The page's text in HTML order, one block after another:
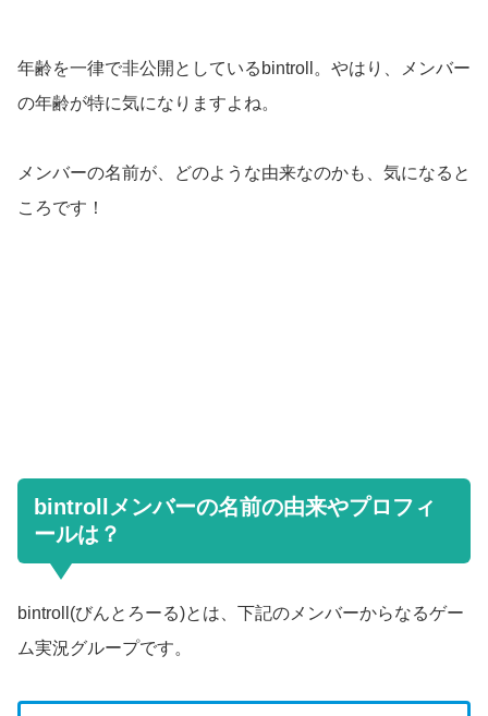
年齢を一律で非公開としているbintroll。やはり、メンバー
の年齢が特に気になりますよね。
メンバーの名前が、どのような由来なのかも、気になると
ころです！
bintrollメンバーの名前の由来やプロフィ
ールは？
bintroll(びんとろーる)とは、下記のメンバーからなるゲー
ム実況グループです。